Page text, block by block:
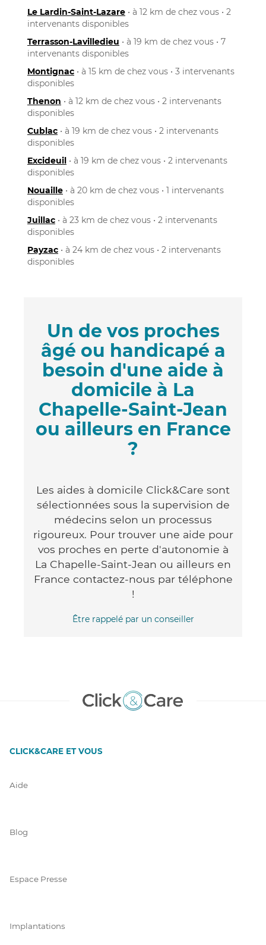
Le Lardin-Saint-Lazare • à 12 km de chez vous • 2
intervenants disponibles
Terrasson-Lavilledieu • à 19 km de chez vous • 7
intervenants disponibles
Montignac • à 15 km de chez vous • 3 intervenants
disponibles
Thenon • à 12 km de chez vous • 2 intervenants
disponibles
Cublac • à 19 km de chez vous • 2 intervenants
disponibles
Excideuil • à 19 km de chez vous • 2 intervenants
disponibles
Nouaille • à 20 km de chez vous • 1 intervenants
disponibles
Juillac • à 23 km de chez vous • 2 intervenants
disponibles
Payzac • à 24 km de chez vous • 2 intervenants
disponibles
Un de vos proches
âgé ou handicapé a
besoin d'une aide à
domicile à La
Chapelle-Saint-Jean
ou ailleurs en France
?
Les aides à domicile Click&Care sont
sélectionnées sous la supervision de
médecins selon un processus
rigoureux. Pour trouver une aide pour
vos proches en perte d'autonomie à
La Chapelle-Saint-Jean ou ailleurs en
France contactez-nous par téléphone
!
Être rappelé par un conseiller
CLICK&CARE ET VOUS
Aide
Blog
Espace Presse
Implantations